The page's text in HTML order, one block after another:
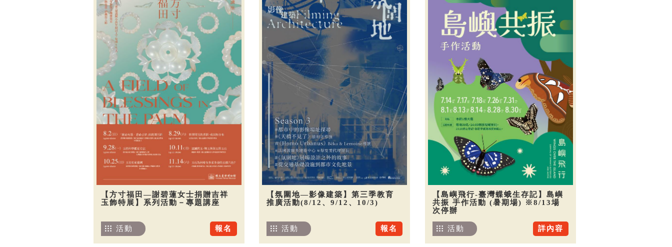
【方寸福田—謝碧蓮女士捐贈吉祥
玉飾特展】系列活動－專題講座
報名
活動
【氛圍地—影像建築】第三季教育
推廣活動(8/12、9/12、10/3)
報名
活動
【島嶼飛行-臺灣蝶蛾生存記】島嶼
共振 手作活動 (暑期場) ※8/13場
次停辦
詳內容
活動